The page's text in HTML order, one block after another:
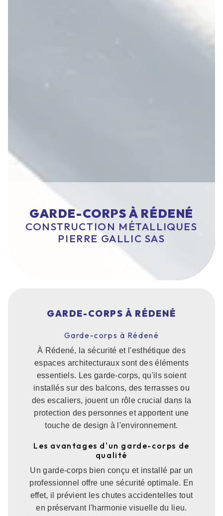
GARDE-CORPS À RÉDENÉ
CONSTRUCTION MÉTALLIQUES
PIERRE GALLIC SAS
GARDE-CORPS À RÉDENÉ
Garde-corps à Rédené
À Rédené, la sécurité et l'esthétique des
espaces architecturaux sont des éléments
essentiels. Les garde-corps, qu'ils soient
installés sur des balcons, des terrasses ou
des escaliers, jouent un rôle crucial dans la
protection des personnes et apportent une
touche de design à l'environnement.
Les avantages d'un garde-corps de
qualité
Un garde-corps bien conçu et installé par un
professionnel offre une sécurité optimale. En
effet, il prévient les chutes accidentelles tout
en préservant l'harmonie visuelle du lieu.